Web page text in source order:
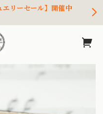
エリーセール】開催中